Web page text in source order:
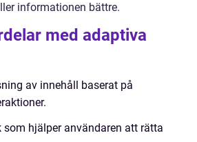
informationen bättre.
med adaptiva
av innehåll baserat på
som hjälper användaren att rätta